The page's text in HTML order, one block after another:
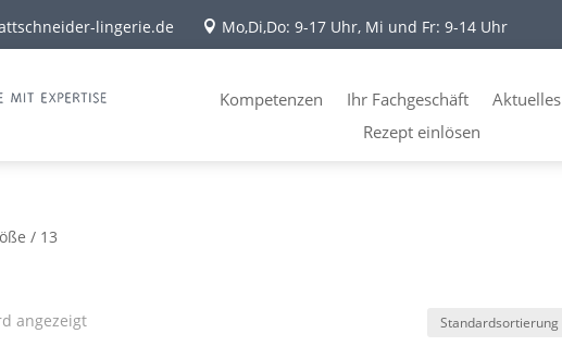
lingerie.de  Mo,Di,Do: 9-17 Uhr, Mi und Fr: 9-14 Uhr
Kompetenzen Ihr Fachgeschäft Aktuelles
Rezept einlösen
/ 13
angezeigt